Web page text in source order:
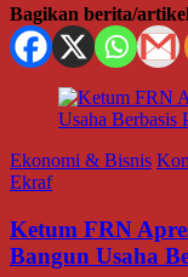
Bagikan berita/
Ekonomi & Bisnis
Ekraf
Ketum FRN
Bangun Usaha